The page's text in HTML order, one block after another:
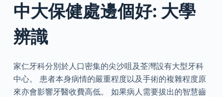
中大保健處邊個好: 大學
辨識
家仁牙科分別於人口密集的尖沙咀及荃灣設有大型牙科
中心。 患者本身病情的嚴重程度以及手術的複雜程度原
來亦會影響牙醫收費高低。 如果病人需要拔出的智慧齒